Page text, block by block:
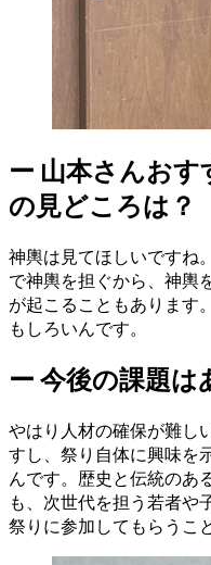
ー 山本さんおす
の見どころは？
神輿は見てほしいですね
で神輿を担ぐから、神輿
が起こることもあります
もしろいんです。
ー 今後の課題は
やはり人材の確保が難し
すし、祭り自体に興味を
んです。歴史と伝統のあ
も、次世代を担う若者や
祭りに参加してもらうこ